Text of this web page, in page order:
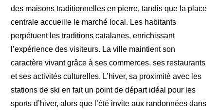
des maisons traditionnelles en pierre, tandis que la place
centrale accueille le marché local. Les habitants
perpétuent les traditions catalanes, enrichissant
l’expérience des visiteurs. La ville maintient son
caractère vivant grâce à ses commerces, ses restaurants
et ses activités culturelles. L’hiver, sa proximité avec les
stations de ski en fait un point de départ idéal pour les
sports d’hiver, alors que l’été invite aux randonnées dans